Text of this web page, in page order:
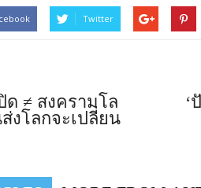
Twitter
≠ สงครามโล
งโลกจะเปลี่ยน
‘